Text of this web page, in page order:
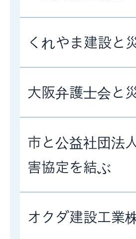
くれやま建設と
大阪弁護士会と
市と公益社団法
害協定を結ぶ
オクダ建設工業